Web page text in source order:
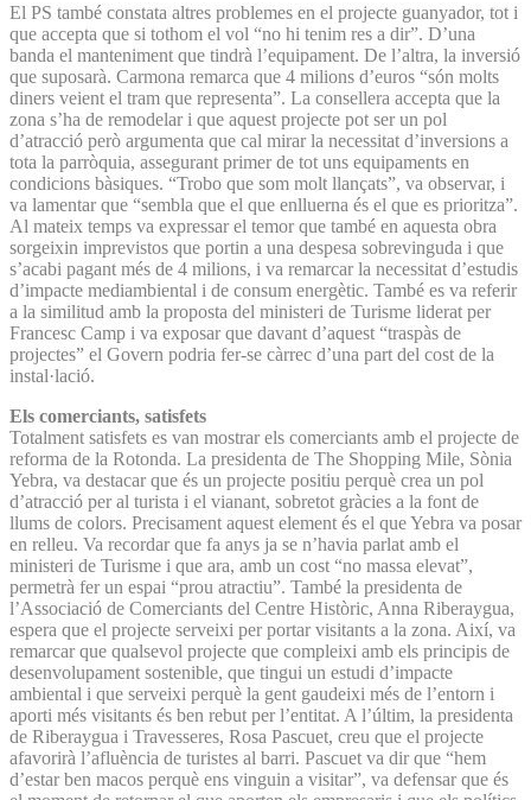
El PS també constata altres problemes en el projecte guanyador, tot i
que accepta que si tothom el vol “no hi tenim res a dir”. D’una
banda el manteniment que tindrà l’equipament. De l’altra, la inversió
que suposarà. Carmona remarca que 4 milions d’euros “són molts
diners veient el tram que representa”. La consellera accepta que la
zona s’ha de remodelar i que aquest projecte pot ser un pol
d’atracció però argumenta que cal mirar la necessitat d’inversions a
tota la parròquia, assegurant primer de tot uns equipaments en
condicions bàsiques. “Trobo que som molt llançats”, va observar, i
va lamentar que “sembla que el que enlluerna és el que es prioritza”.
Al mateix temps va expressar el temor que també en aquesta obra
sorgeixin imprevistos que portin a una despesa sobrevinguda i que
s’acabi pagant més de 4 milions, i va remarcar la necessitat d’estudis
d’impacte mediambiental i de consum energètic. També es va referir
a la similitud amb la proposta del ministeri de Turisme liderat per
Francesc Camp i va exposar que davant d’aquest “traspàs de
projectes” el Govern podria fer-se càrrec d’una part del cost de la
instal·lació.
Els comerciants, satisfets
Totalment satisfets es van mostrar els comerciants amb el projecte de
reforma de la Rotonda. La presidenta de The Shopping Mile, Sònia
Yebra, va destacar que és un projecte positiu perquè crea un pol
d’atracció per al turista i el vianant, sobretot gràcies a la font de
llums de colors. Precisament aquest element és el que Yebra va posar
en relleu. Va recordar que fa anys ja se n’havia parlat amb el
ministeri de Turisme i que ara, amb un cost “no massa elevat”,
permetrà fer un espai “prou atractiu”. També la presidenta de
l’Associació de Comerciants del Centre Històric, Anna Riberaygua,
espera que el projecte serveixi per portar visitants a la zona. Així, va
remarcar que qualsevol projecte que compleixi amb els principis de
desenvolupament sostenible, que tingui un estudi d’impacte
ambiental i que serveixi perquè la gent gaudeixi més de l’entorn i
aporti més visitants és ben rebut per l’entitat. A l’últim, la presidenta
de Riberaygua i Travesseres, Rosa Pascuet, creu que el projecte
afavorirà l’afluència de turistes al barri. Pascuet va dir que “hem
d’estar ben macos perquè ens vinguin a visitar”, va defensar que és